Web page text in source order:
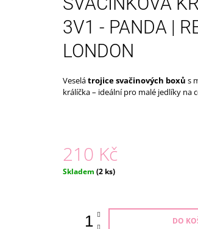
3V1 - PANDA |
LONDON
Veselátrojice svačinových boxů s
králíčka – ideální pro malé jedlíky na
210 Kč
Měrná
Skladem (2 ks)
DO
399 Kč